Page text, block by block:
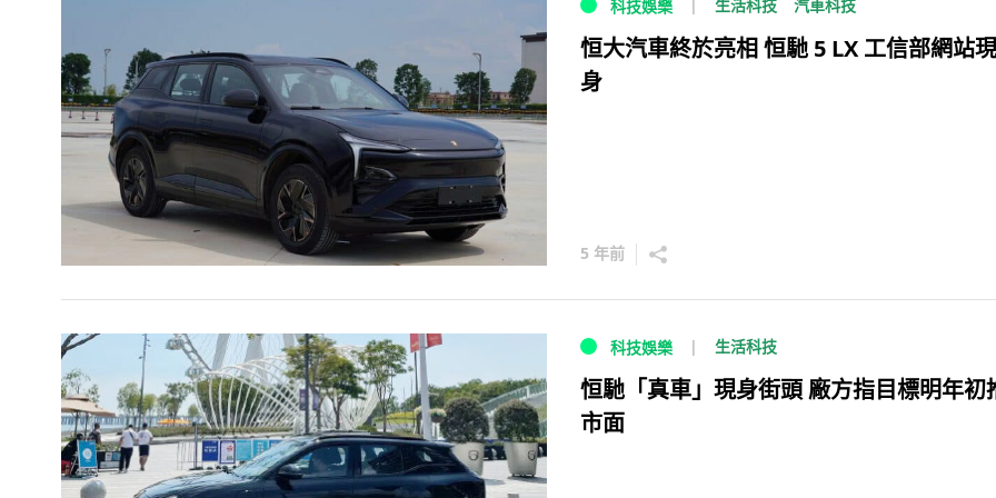
科技娛樂 生活科技 汽車科技
恒大汽車終於亮相 恒馳 5 LX 工信部網站
身
5 年前
科技娛樂 生活科技
恒馳「真車」現身街頭 廠方指目標明年初
市面